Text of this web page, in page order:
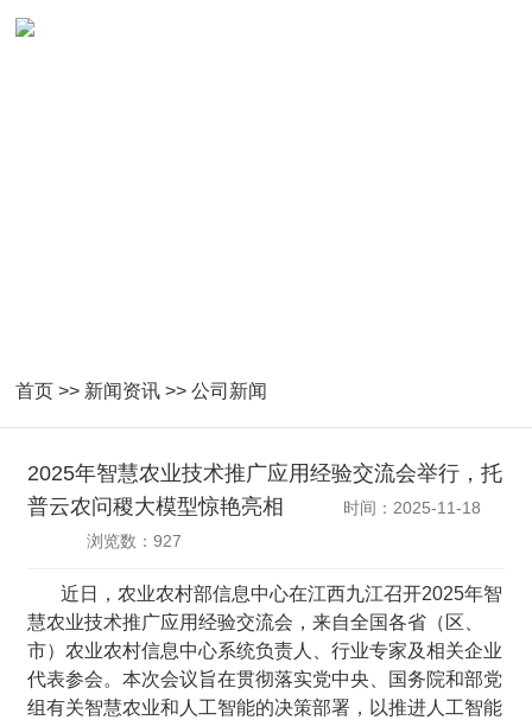
首页 >> 新闻资讯 >>公司新闻
2025年智慧农业技术推广应用经验交流会举行，托
普云农问稷大模型惊艳亮相
时间：2025-11-18
浏览数：927
近日，农业农村部信息中心在江西九江召开2025年智
慧农业技术推广应用经验交流会，来自全国各省（区、
市）农业农村信息中心系统负责人、行业专家及相关企业
代表参会。本次会议旨在贯彻落实党中央、国务院和部党
组有关智慧农业和人工智能的决策部署，以推进人工智能